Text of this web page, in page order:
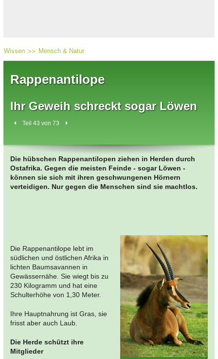
Wissen Mensch & Natur
Rappenantilope
Ihr Geweih schreckt sogar Löwen
Teil 43 von 73
Die hübschen Rappenantilopen ziehen in Herden durch
Ostafrika. Gegen die meisten Feinde - sogar Löwen -
können sie sich mit ihren geschwungenen Hörnern
verteidigen. Nur gegen die Menschen sind sie machtlos.
Die Rappenantilope lebt im
südlichen und östlichen Afrika in
lichten Baumsavannen in
Gewässernähe. Sie wiegt bis zu
230 Kilogramm und hat eine
Schulterhöhe von 1,30 Meter.
Ihre Hauptnahrung ist Gras, sie
frisst aber auch Laub.
Die Herde schützt ihre
Mitglieder